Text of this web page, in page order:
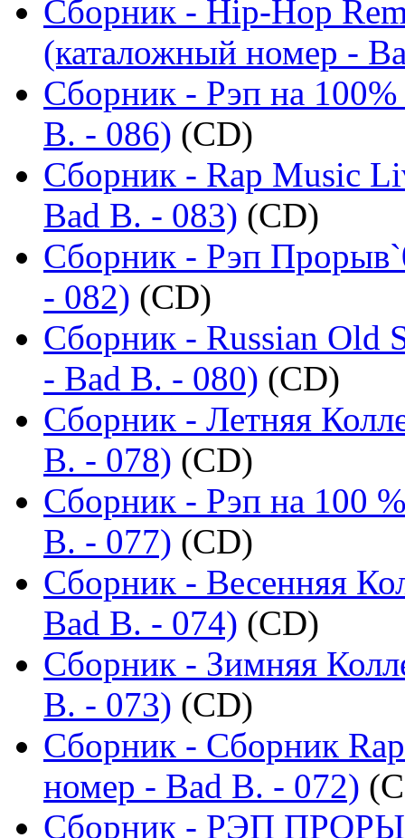
Сборник - Hip-Hop
(каталожный номер -
Сборник - Рэп на
B. - 086) (CD)
Сборник - Rap Music
Bad B. - 083) (CD)
Сборник - Рэп
- 082) (CD)
Сборник - Russian Old
- Bad B. - 080) (CD)
Сборник - Летняя
B. - 078) (CD)
Сборник - Рэп на 100
B. - 077) (CD)
Сборник - Весенняя
Bad B. - 074) (CD)
Сборник - Зимняя
B. - 073) (CD)
Сборник - Сборник
номер - Bad B. - 072)
Сборник - РЭП